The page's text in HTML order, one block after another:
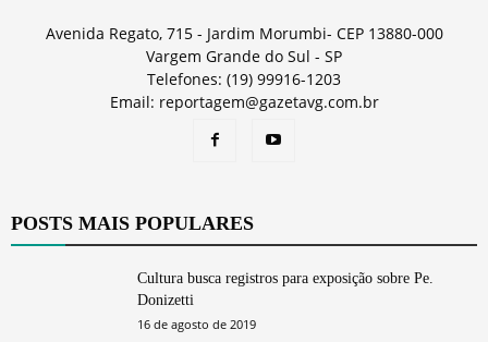
Avenida Regato, 715 - Jardim Morumbi- CEP 13880-000
Vargem Grande do Sul - SP
Telefones: (19) 99916-1203
Email: reportagem@gazetavg.com.br
POSTS MAIS POPULARES
Cultura busca registros para exposição sobre Pe.
Donizetti
16 de agosto de 2019